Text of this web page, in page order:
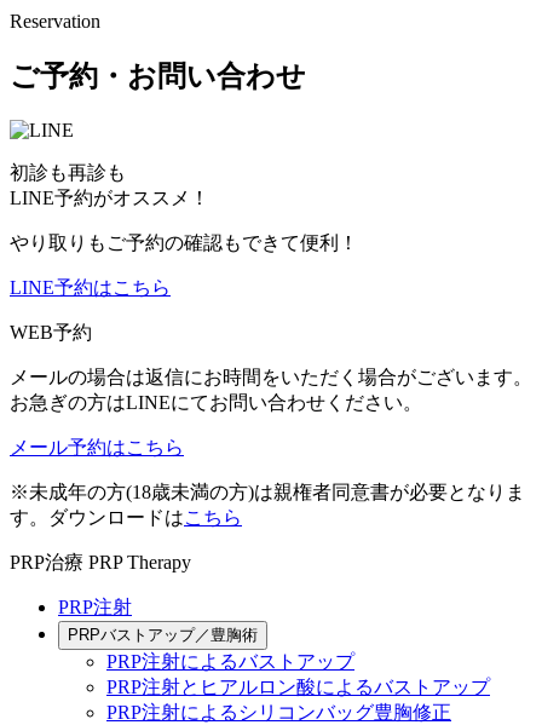
Reservation
ご予約・お問い合わせ
初診も再診も
LINE予約がオススメ！
やり取りもご予約の確認もできて便利！
LINE予約はこちら
WEB予約
メールの場合は返信にお時間をいただく場合がございます。
お急ぎの方はLINEにてお問い合わせください。
メール予約はこちら
※未成年の方(18歳未満の方)は親権者同意書が必要となりま
す。ダウンロードはこちら
PRP治療 PRP Therapy
PRP注射
PRPバストアップ／豊胸術
PRP注射によるバストアップ
PRP注射とヒアルロン酸によるバストアップ
PRP注射によるシリコンバッグ豊胸修正